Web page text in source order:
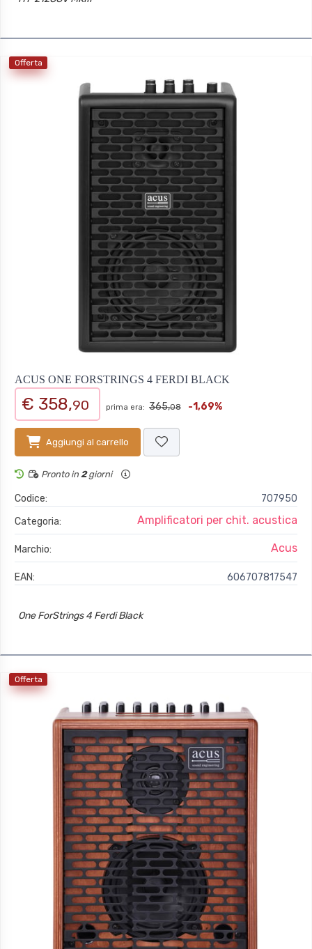
Offerta
ACUS ONE FORSTRINGS 4 FERDI BLACK
€ 358,90 prima era: 365,08 -1,69%
Aggiungi al carrello
Pronto in 2giorni
Codice:
707950
Categoria:
Amplificatori per chit. acustica
Marchio: Acus
EAN: 606707817547
One ForStrings 4 Ferdi Black
Offerta